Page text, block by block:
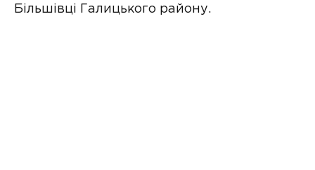
Більшівці Галицького району.